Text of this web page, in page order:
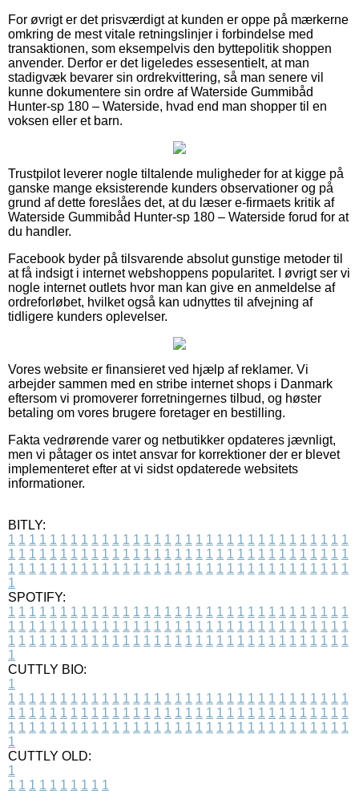
For øvrigt er det prisværdigt at kunden er oppe på mærkerne
omkring de mest vitale retningslinjer i forbindelse med
transaktionen, som eksempelvis den byttepolitik shoppen
anvender. Derfor er det ligeledes essesentielt, at man
stadigvæk bevarer sin ordrekvittering, så man senere vil
kunne dokumentere sin ordre af Waterside Gummibåd
Hunter-sp 180 – Waterside, hvad end man shopper til en
voksen eller et barn.
Trustpilot leverer nogle tiltalende muligheder for at kigge på
ganske mange eksisterende kunders observationer og på
grund af dette foreslåes det, at du læser e-firmaets kritik af
Waterside Gummibåd Hunter-sp 180 – Waterside forud for at
du handler.
Facebook byder på tilsvarende absolut gunstige metoder til
at få indsigt i internet webshoppens popularitet. I øvrigt ser vi
nogle internet outlets hvor man kan give en anmeldelse af
ordreforløbet, hvilket også kan udnyttes til afvejning af
tidligere kunders oplevelser.
Vores website er finansieret ved hjælp af reklamer. Vi
arbejder sammen med en stribe internet shops i Danmark
eftersom vi promoverer forretningernes tilbud, og høster
betaling om vores brugere foretager en bestilling.
Fakta vedrørende varer og netbutikker opdateres jævnligt,
men vi påtager os intet ansvar for korrektioner der er blevet
implementeret efter at vi sidst opdaterede websitets
informationer.
BITLY:
1 1 1 1 1 1 1 1 1 1 1 1 1 1 1 1 1 1 1 1 1 1 1 1 1 1 1 1 1 1 1 1 1
1 1 1 1 1 1 1 1 1 1 1 1 1 1 1 1 1 1 1 1 1 1 1 1 1 1 1 1 1 1 1 1 1
1 1 1 1 1 1 1 1 1 1 1 1 1 1 1 1 1 1 1 1 1 1 1 1 1 1 1 1 1 1 1 1 1
1
SPOTIFY:
1 1 1 1 1 1 1 1 1 1 1 1 1 1 1 1 1 1 1 1 1 1 1 1 1 1 1 1 1 1 1 1 1
1 1 1 1 1 1 1 1 1 1 1 1 1 1 1 1 1 1 1 1 1 1 1 1 1 1 1 1 1 1 1 1 1
1 1 1 1 1 1 1 1 1 1 1 1 1 1 1 1 1 1 1 1 1 1 1 1 1 1 1 1 1 1 1 1 1
1
CUTTLY BIO:
1
1 1 1 1 1 1 1 1 1 1 1 1 1 1 1 1 1 1 1 1 1 1 1 1 1 1 1 1 1 1 1 1 1
1 1 1 1 1 1 1 1 1 1 1 1 1 1 1 1 1 1 1 1 1 1 1 1 1 1 1 1 1 1 1 1 1
1 1 1 1 1 1 1 1 1 1 1 1 1 1 1 1 1 1 1 1 1 1 1 1 1 1 1 1 1 1 1 1 1
1
CUTTLY OLD:
1
1 1 1 1 1 1 1 1 1 1